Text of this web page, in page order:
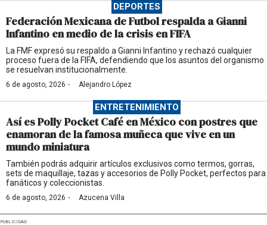
DEPORTES
Federación Mexicana de Futbol respalda a Gianni
Infantino en medio de la crisis en FIFA
La FMF expresó su respaldo a Gianni Infantino y rechazó cualquier
proceso fuera de la FIFA, defendiendo que los asuntos del organismo
se resuelvan institucionalmente.
6 de agosto, 2026 · Alejandro López
ENTRETENIMIENTO
Así es Polly Pocket Café en México con postres que
enamoran de la famosa muñeca que vive en un
mundo miniatura
También podrás adquirir artículos exclusivos como termos, gorras,
sets de maquillaje, tazas y accesorios de Polly Pocket, perfectos para
fanáticos y coleccionistas.
6 de agosto, 2026 · Azucena Villa
PUBLICIDAD